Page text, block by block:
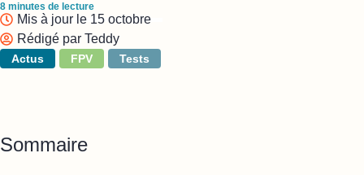
8 minutes de lecture
Mis à jour le 15 octobre
Rédigé par Teddy
Actus FPV Tests
Sommaire